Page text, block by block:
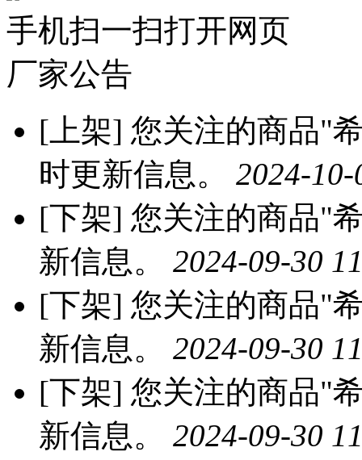
手机扫一扫打开网页
厂家公告
[上架] 您关注的商品"
时更新信息。 2024-
[下架] 您关注的商品"
新信息。 2024-09-30
[下架] 您关注的商品"
新信息。 2024-09-30
[下架] 您关注的商品"
新信息。 2024-09-30